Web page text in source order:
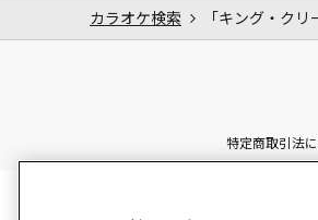
カラオケ検索 「キング・ク
特定商取引法